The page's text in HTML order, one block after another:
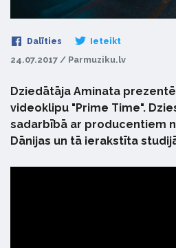
Dalīties Ieteikt
24.07.2017 / Parmuziku.lv
Dziedātāja Aminata
videoklipu "Prime Time".
sadarbībā ar producentiem
Dānijas un tā ierakstīta